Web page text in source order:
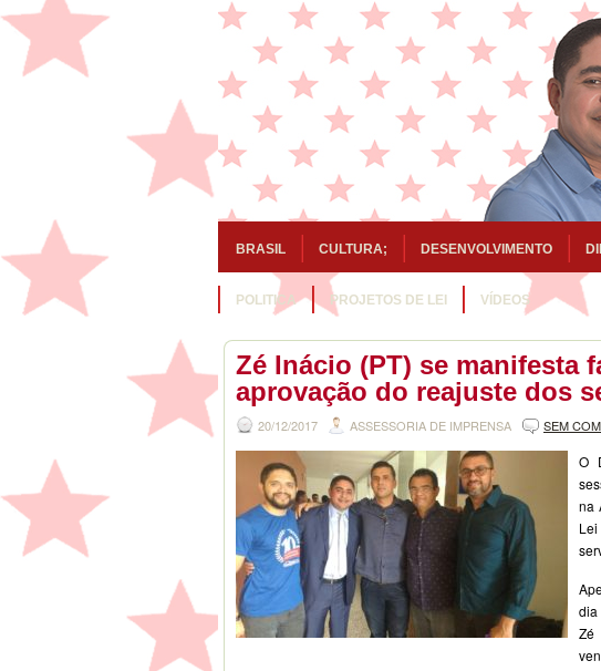
BRASIL CULTURA; DESENVOLVIMENTO
POLITICA PROJETOS DE LEI VÍDEOS
Zé Inácio (PT) se manifesta
aprovação do reajuste dos
20/12/2017 ASSESSORIA DE IMPRENSA SEM
O
na
dia
Zé